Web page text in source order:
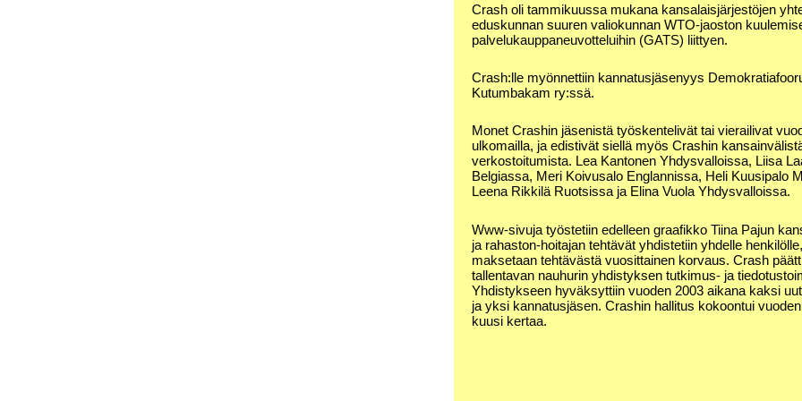
Crash oli tammikuussa mukana kansalaisjärjestöjen
eduskunnan suuren valiokunnan WTO-jaoston
palvelukauppaneuvotteluihin (GATS) liittyen.
Crash:lle myönnettiin kannatusjäsenyys
Kutumbakam ry:ssä.
Monet Crashin jäsenistä työskentelivät tai vierailivat
ulkomailla, ja edistivät siellä myös Crashin
verkostoitumista. Lea Kantonen Yhdysvalloissa, Liisa
Belgiassa, Meri Koivusalo Englannissa, Heli Kuusipalo
Leena Rikkilä Ruotsissa ja Elina Vuola Yhdysvalloissa.
Www-sivuja työstetiin edelleen graafikko Tiina Pajun
ja rahaston-hoitajan tehtävät yhdistetiin yhdelle
maksetaan tehtävästä vuosittainen korvaus. Crash
tallentavan nauhurin yhdistyksen tutkimus- ja
Yhdistykseen hyväksyttiin vuoden 2003 aikana kaksi
ja yksi kannatusjäsen. Crashin hallitus kokoontui
kuusi kertaa.